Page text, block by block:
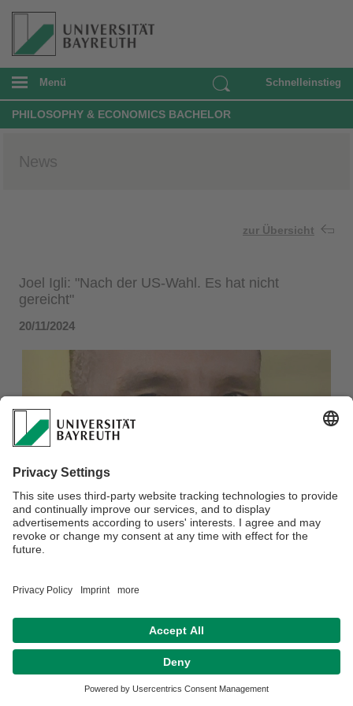
Menü Schnelleinstieg
PHILOSOPHY & ECONOMICS BACHELOR
News
zur Übersicht
Joel Igli: "Nach der US-Wahl. Es hat nicht
gereicht"
20/11/2024
Datenschutzerklärung Impressum Hausordnung Sitemap
Kontakt